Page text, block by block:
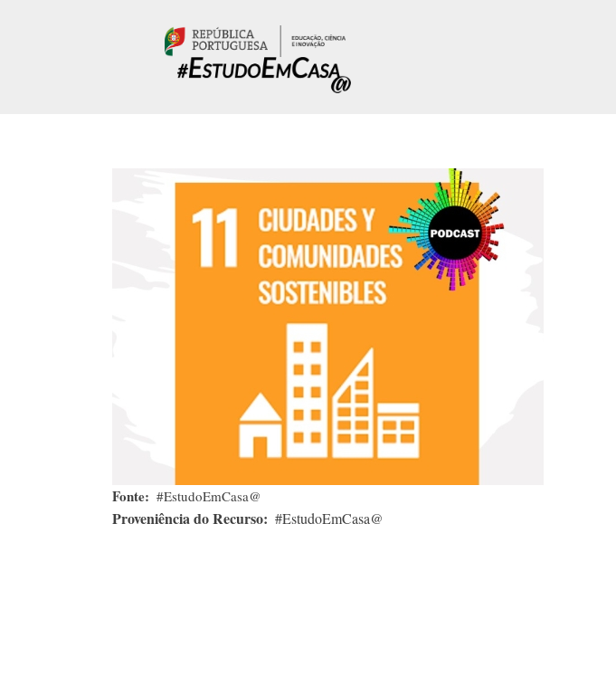
Fonte #EstudoEmCasa@
Proveniência do Recurso #EstudoEmCasa@